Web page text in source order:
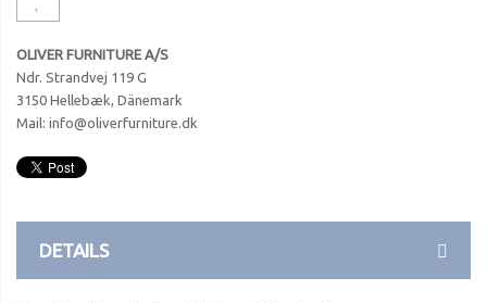
OLIVER FURNITURE A/S
Ndr. Strandvej 119 G
3150 Hellebæk, Dänemark
Mail: info@oliverfurniture.dk
DETAILS